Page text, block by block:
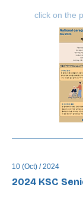
click on the
10 (Oct) / 2024
2024 KSC